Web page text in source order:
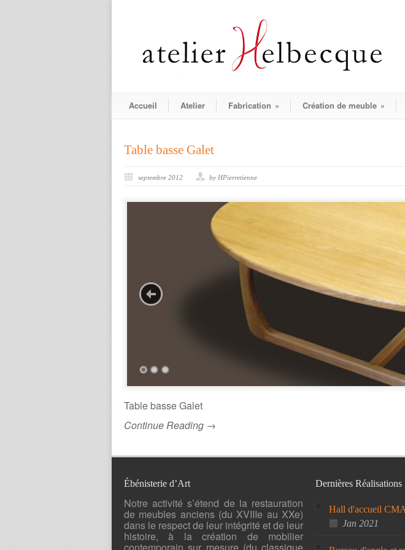
Accueil Atelier Fabrication » Création de meuble »
Table basse Galet
septembre 2012 by HPierretienne
Table basse Galet
Continue Reading →
Ébénisterie d’Art
Notre activité s’étend de la restauration
de meubles anciens (du XVIIIe au XXe)
dans le respect de leur intégrité et de leur
histoire, à la création de mobilier
contemporain sur mesure (du classique
Dernières Réalisations
Hall d'accueil
Jan 2021